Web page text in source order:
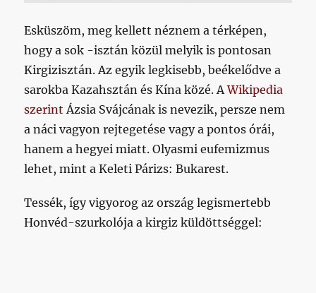
Esküszöm, meg kellett néznem a térképen,
hogy a sok -isztán közül melyik is pontosan
Kirgizisztán. Az egyik legkisebb, beékelődve a
sarokba Kazahsztán és Kína közé. AWikipedia
szerint Ázsia Svájcának is nevezik, persze nem
a náci vagyon rejtegetése vagy a pontos órái,
hanem a hegyei miatt. Olyasmi eufemizmus
lehet, mint a Keleti Párizs: Bukarest.
Tessék, így vigyorog az ország legismertebb
Honvéd-szurkolója a kirgiz küldöttséggel: